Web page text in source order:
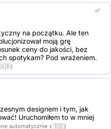
✅
na początku. Ale ten
moją grę
ceny do jakości, bez
spotykam? Pod wrażeniem.
🇬🇧)
designem i tym, jak
Uruchomiłem to w mniej
automatycznie z 🇩🇪)